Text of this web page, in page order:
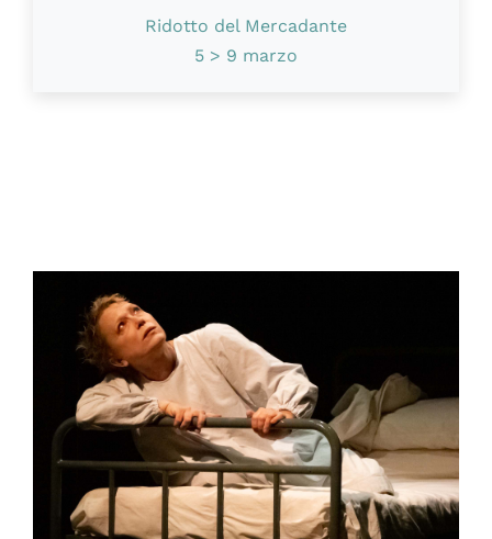
Ridotto del Mercadante
5 > 9 marzo